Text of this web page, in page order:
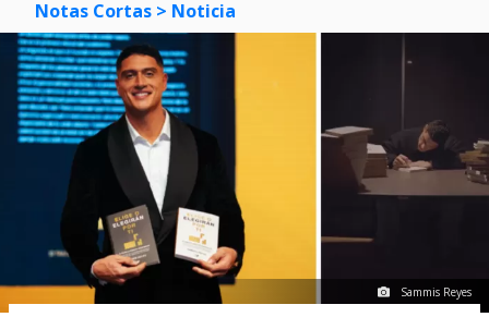
Notas Cortas > Noticia
Sammis Reyes